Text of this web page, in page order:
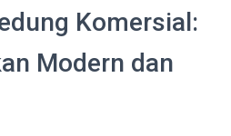
Komersial:
Modern dan